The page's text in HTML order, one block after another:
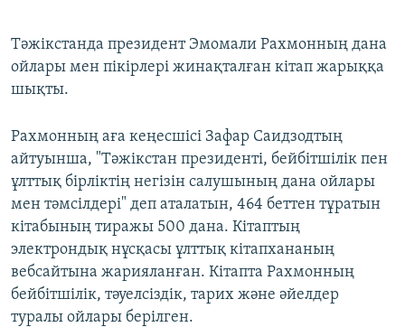
Тәжікстанда президент Эмомали Рахмонның дана
ойлары мен пікірлері жинақталған кітап жарыққа
шықты.
Рахмонның аға кеңесшісі Зафар Саидзодтың
айтуынша, "Тәжікстан президенті, бейбітшілік пен
ұлттық бірліктің негізін салушының дана ойлары
мен тәмсілдері" деп аталатын, 464 беттен тұратын
кітабының тиражы 500 дана. Кітаптың
электрондық нұсқасы ұлттық кітапхананың
вебсайтына жарияланған. Кітапта Рахмонның
бейбітшілік, тәуелсіздік, тарих және әйелдер
туралы ойлары берілген.